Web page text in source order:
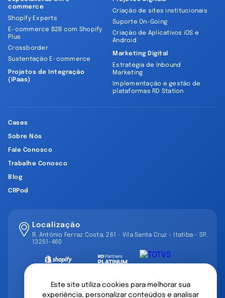
Este site utiliza cookies para melhorar sua
experiência, personalizar conteúdos e analisar
commerce
Shopify Experts
E-commerce B2B com Shopify
Plus
Crossborder
Sustentação E-commerce
Projetos de Integração
(iPaas)
Criação de sites institucionais
Suporte On-Going
Criação de Aplicativos iOS e
Android
Marketing Digital
Estratégia de Inbound
Marketing
Implementação e gestão de
plataformas RD Station
Cases
Sobre Nós
Fale Conosco
Trabalhe Conosco
Blog
CRPod
Localização
R. Antônio Ferraz Costa, 261 - Vila Santa Cruz - Itatiba - SP,
13251-460